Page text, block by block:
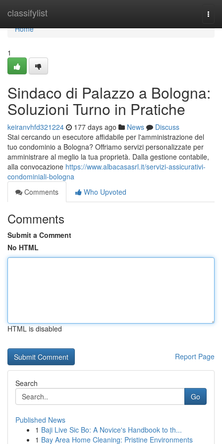
classifylist
Home
Home
1
Sindaco di Palazzo a Bologna:
Soluzioni Turno in Pratiche
keiranvhfd321224 177 days ago News
Discuss
Stai cercando un esecutore affidabile per l'amministrazione del
tuo condominio a Bologna? Offriamo servizi personalizzate per
amministrare al meglio la tua proprietà. Dalla gestione contabile,
alla convocazione https://www.albacasasrl.it/servizi-assicurativi-
condominiali-bologna
Comments
Who Upvoted
Comments
Submit a Comment
No HTML
HTML is disabled
Report Page
Search
Go
Published News
1 Baji Live Sic Bo: A Novice's Handbook to th...
1 Bay Area Home Cleaning: Pristine Environments